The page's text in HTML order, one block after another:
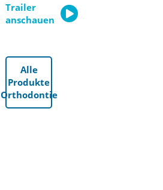
Trailer
anschauen
Alle
Produkte
Orthodontie